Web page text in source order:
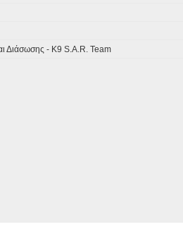
Διάσωσης - Κ9 S.A.R. Team